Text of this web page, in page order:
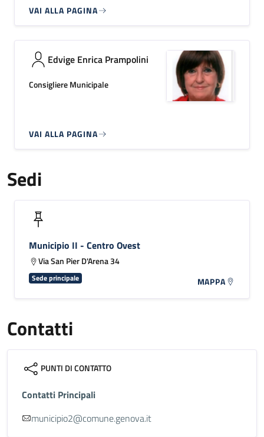
VAI ALLA PAGINA
Edvige Enrica Prampolini
Consigliere Municipale
VAI ALLA PAGINA
Sedi
Municipio II - Centro Ovest
Via San Pier D'Arena 34
Sede principale MAPPA
Contatti
PUNTI DI CONTATTO
Contatti Principali
municipio2@comune.genova.it